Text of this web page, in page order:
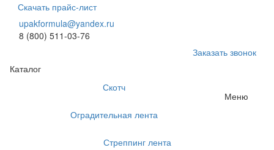
Скачать прайс-лист
upakformula@yandex.ru
8 (800) 511-03-76
Заказать звонок
Меню
Каталог
Скотч
Оградительная лента
Стреппинг лента